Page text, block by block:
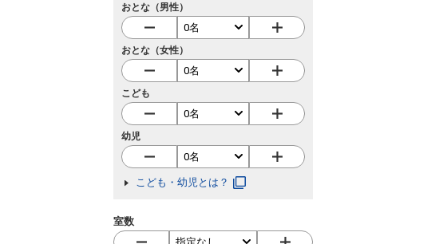
おとな（男性）
おとな（女性）
こども
幼児
こども・幼児とは？
室数